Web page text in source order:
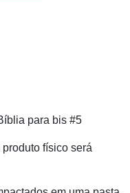
para bis #5
produto físico será